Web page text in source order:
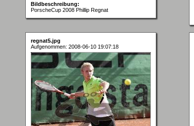
Bildbeschreibung:
PorscheCup 2008 Phillip Regnat
regnat5.jpg
Aufgenommen: 2008-06-10 19:07:18